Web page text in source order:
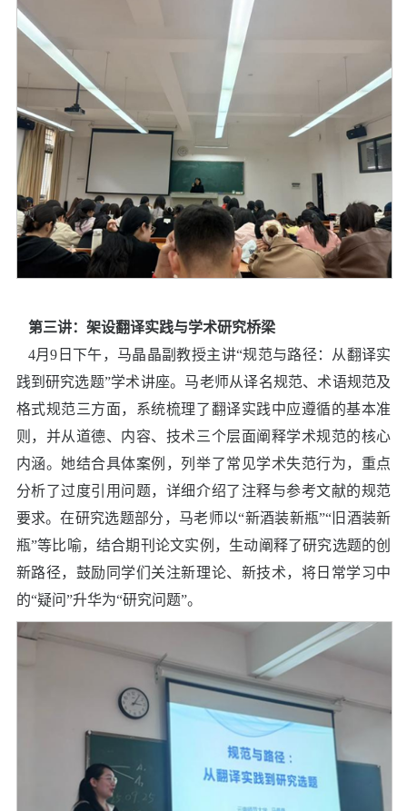
第三讲： 架设翻译实践与学术研究桥梁
4月9 日下午，马晶晶副教授主讲“规范与路径：从翻译实
践到研究选题”学术讲座。马老师从译名规范、术语规范及
格式规范三方面，系统梳理了翻译实践中应遵循的基本准
则，并从道德、内容、技术三个层面阐释学术规范的核心
内涵。她结合具体案例，列举了常见学术失范行为，重点
分析了过度引用问题，详细介绍了注释与参考文献的规范
要求。在研究选题部分，马老师以“新酒装新瓶”“ 旧酒装新
瓶”等比喻，结合期刊论文实例，生动阐释了研究选题的创
新路径，鼓励同学们关注新理论、新技术，将日常学习中
的“疑问”升华为“研究问题”。